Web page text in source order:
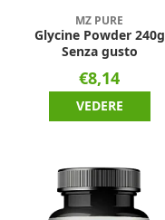
MZ PURE
Glycine Powder 240g
Senza gusto
€8,14
VEDERE